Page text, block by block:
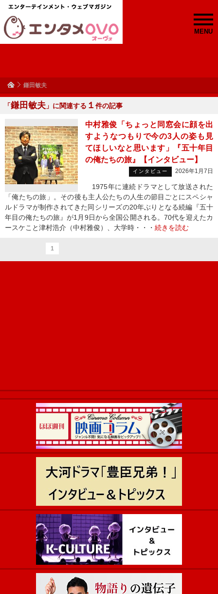
MENU
鎌田敏夫
「鎌田敏夫 」に関連する １ 件の記事
中村雅俊「ちょっと同窓会に顔を出
すようなつもりで今の3人の姿も見
てほしいなと思います」『五十年目
の俺たちの旅』【インタビュー】
インタビュー 2026年1月7日
1975年に連続ドラマとして放送された
「俺たちの旅」。その後も主人公たちの人生の節目ごとにスペシャ
ルドラマが制作されてきた同シリーズの20年ぶりとなる続編『五十
年目の俺たちの旅』が1月9日から全国公開される。70代を迎えたカ
ースケこと津村浩介（中村雅俊）、大学時・・・ 続きを読む
1